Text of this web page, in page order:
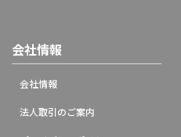
会社情報
会社情報
法人取引のご案内